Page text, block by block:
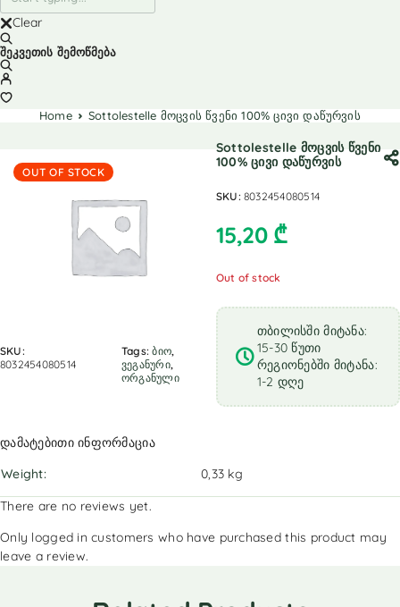
Clear
შეკვეთის შემოწმება
Home Sottolestelle მოცვის წვენი 100% ცივი დაწურვის
OUT OF STOCK
SKU:
8032454080514
Tags:ბიო,
ვეგანური,
ორგანული
Sottolestelle მოცვის წვენი
100% ცივი დაწურვის
SKU: 8032454080514
15,20 ₾
Out of stock
თბილისში მიტანა:
15-30 წუთი
რეგიონებში მიტანა:
1-2 დღე
დამატებითი ინფორმაცია
Weight
0,33 kg
There are no reviews yet.
Only logged in customers who have purchased this product may
leave a review.